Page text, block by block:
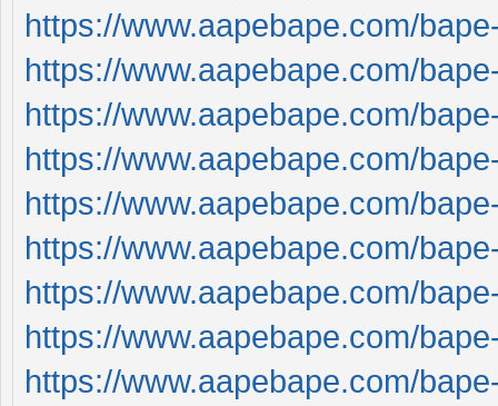
https://www.aapebape.com/
https://www.aapebape.com/
https://www.aapebape.com/
https://www.aapebape.com/
https://www.aapebape.com/
https://www.aapebape.com/
https://www.aapebape.com/
https://www.aapebape.com/
https://www.aapebape.com/